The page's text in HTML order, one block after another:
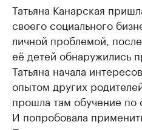
Татьяна Канарская
своего социального
личной проблемой,
её детей обнаружились
Татьяна начала
опытом других
прошла там обучение по
И попробовала